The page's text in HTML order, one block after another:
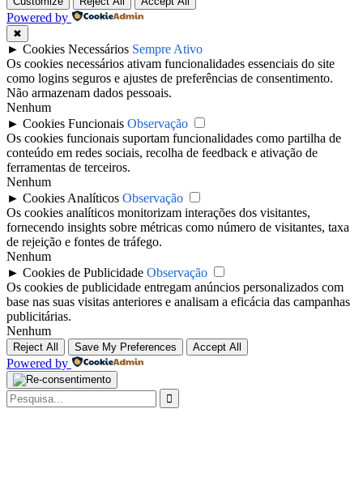
Powered by
✖
► Cookies Necessários Sempre Ativo
Os cookies necessários ativam funcionalidades essenciais do site
como logins seguros e ajustes de preferências de consentimento.
Não armazenam dados pessoais.
Nenhum
► Cookies Funcionais Observação
Os cookies funcionais suportam funcionalidades como partilha de
conteúdo em redes sociais, recolha de feedback e ativação de
ferramentas de terceiros.
Nenhum
► Cookies Analíticos Observação
Os cookies analíticos monitorizam interações dos visitantes,
fornecendo insights sobre métricas como número de visitantes, taxa
de rejeição e fontes de tráfego.
Nenhum
► Cookies de Publicidade Observação
Os cookies de publicidade entregam anúncios personalizados com
base nas suas visitas anteriores e analisam a eficácia das campanhas
publicitárias.
Nenhum
Reject All Save My Preferences Accept All
Powered by